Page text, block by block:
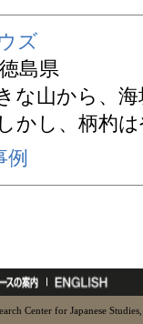
ズ
島県
な山から、
かし、柄杓
例
Center for Japanese